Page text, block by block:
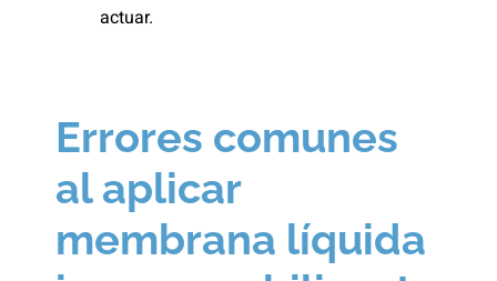
actuar.
Errores comunes
al aplicar
membrana líquida